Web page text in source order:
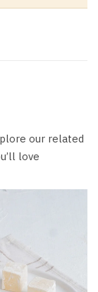
our related
love